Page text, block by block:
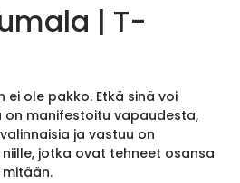
| T-
ei ole pakko. Etkä sinä voi
manifestoitu vapaudesta,
ja vastuu on
jotka ovat tehneet osansa